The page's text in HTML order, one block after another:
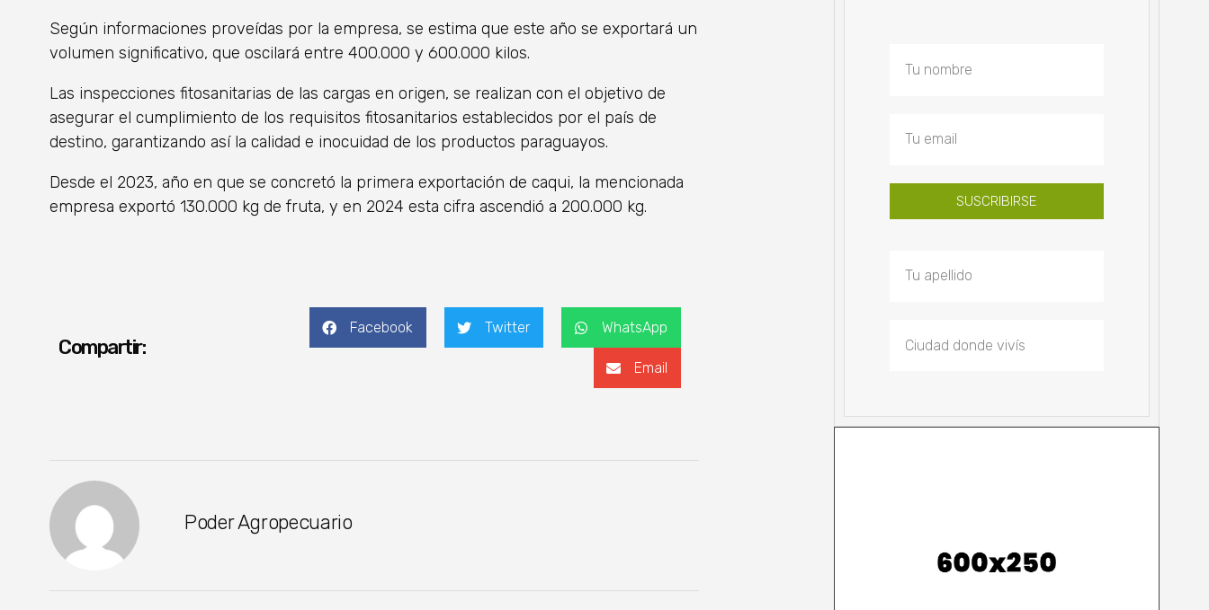
Según informaciones proveídas por la empresa, se estima que este año se exportará un
volumen significativo, que oscilará entre 400.000 y 600.000 kilos.
Las inspecciones fitosanitarias de las cargas en origen, se realizan con el objetivo de
asegurar el cumplimiento de los requisitos fitosanitarios establecidos por el país de
destino, garantizando así la calidad e inocuidad de los productos paraguayos.
Desde el 2023, año en que se concretó la primera exportación de caqui, la mencionada
empresa exportó 130.000 kg de fruta, y en 2024 esta cifra ascendió a 200.000 kg.
Compartir:
Facebook Twitter WhatsApp
Email
Poder Agropecuario
SUSCRIBIRSE